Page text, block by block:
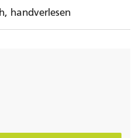
handverlesen